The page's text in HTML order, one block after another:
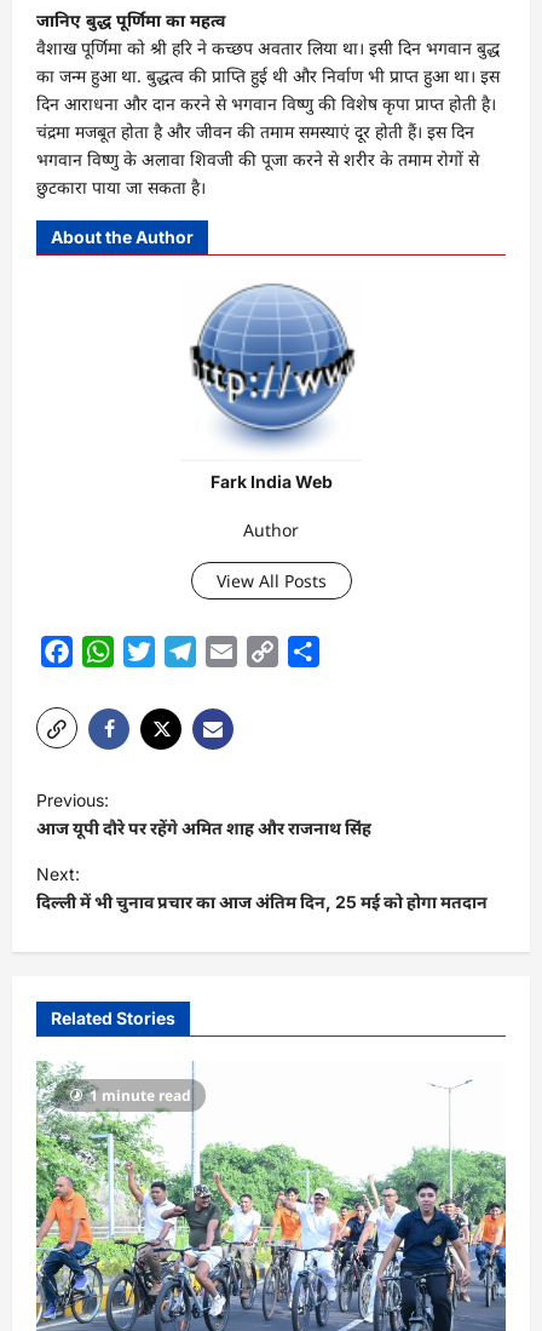
जानिए बुद्ध पूर्णिमा का महत्व
वैशाख पूर्णिमा को श्री हरि ने कच्छप अवतार लिया था। इसी दिन भगवान बुद्ध
का जन्म हुआ था. बुद्धत्व की प्राप्ति हुई थी और निर्वाण भी प्राप्त हुआ था। इस
दिन आराधना और दान करने से भगवान विष्णु की विशेष कृपा प्राप्त होती है।
चंद्रमा मजबूत होता है और जीवन की तमाम समस्याएं दूर होती हैं। इस दिन
भगवान विष्णु के अलावा शिवजी की पूजा करने से शरीर के तमाम रोगों से
छुटकारा पाया जा सकता है।
About the Author
Fark India Web
Author
View All Posts
FacebookWhatsAppTwitterTelegram
Email
Copy
P
o
s
t
v
g
a
t
i
o
n
Previous:
आज यूपी दौरे पर रहेंगे अमित शाह और राजनाथ स‍िंह
Next:
दिल्ली में भी चुनाव प्रचार का आज अंतिम दिन, 25 मई को होगा मतदान
Related Stories
1 minute read